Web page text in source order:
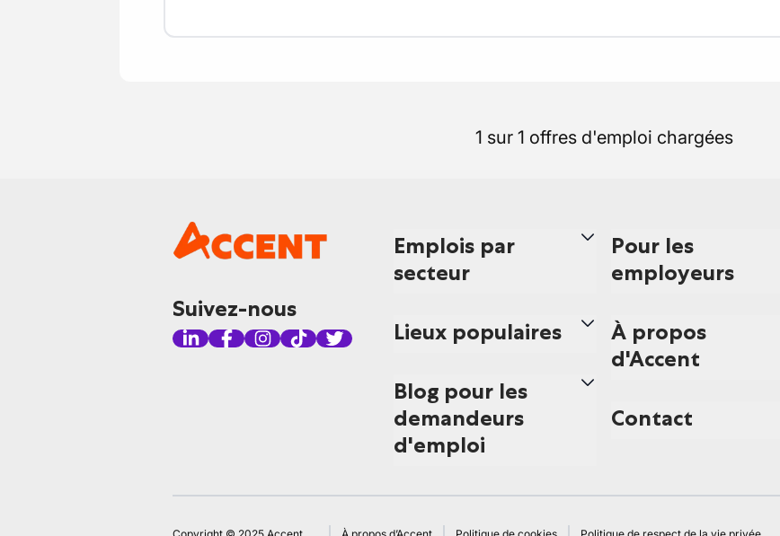
1 sur 1 offres d'emploi chargées
Suivez-nous
Emplois par
secteur
Lieux populaires
Blog pour les
demandeurs
d'emploi
Pour les
employeurs
À propos
d'Accent
Contact